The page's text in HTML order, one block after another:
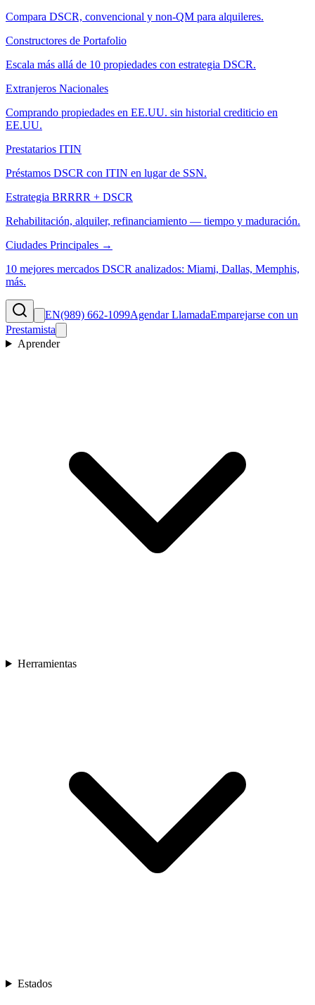
Compara DSCR, convencional y non-QM para alquileres.
Constructores de Portafolio
Escala más allá de 10 propiedades con estrategia DSCR.
Extranjeros Nacionales
Comprando propiedades en EE.UU. sin historial crediticio en
EE.UU.
Prestatarios ITIN
Préstamos DSCR con ITIN en lugar de SSN.
Estrategia BRRRR + DSCR
Rehabilitación, alquiler, refinanciamiento — tiempo y maduración.
Ciudades Principales →
10 mejores mercados DSCR analizados: Miami, Dallas, Memphis,
más.
EN(989) 662-1099Agendar LlamadaEmparejarse con un
Prestamista
Aprender
Herramientas
Estados